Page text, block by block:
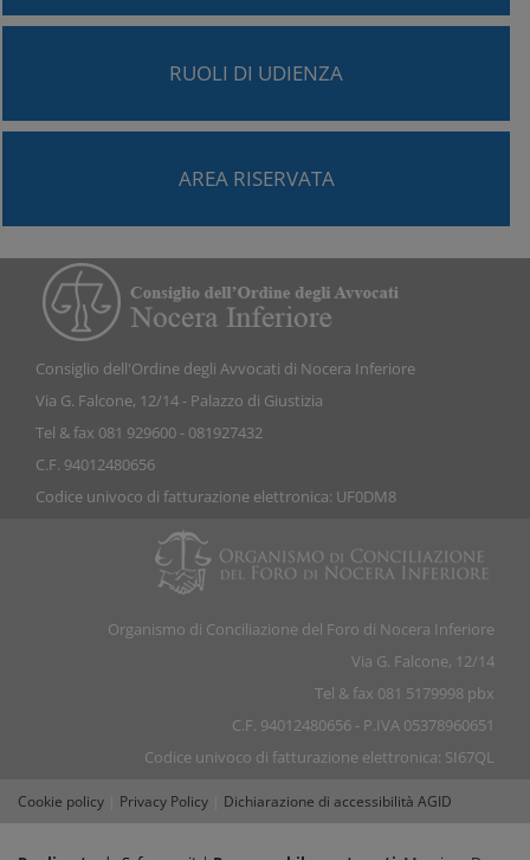
RUOLI DI UDIENZA
AREA RISERVATA
Consiglio dell'Ordine degli Avvocati di Nocera Inferiore
Via G. Falcone, 12/14 - Palazzo di Giustizia
Tel & fax 081 929600 - 081927432
C.F. 94012480656
Codice univoco di fatturazione elettronica: UF0DM8
Organismo di Conciliazione del Foro di Nocera Inferiore
Via G. Falcone, 12/14
Tel & fax 081 5179998 pbx
C.F. 94012480656 - P.IVA 05378960651
Codice univoco di fatturazione elettronica: SI67QL
Cookie policy Privacy Policy Dichiarazione di accessibilità AGID